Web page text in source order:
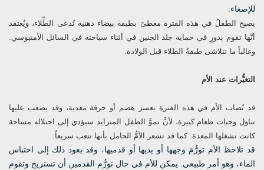
للإصغاء.
يصبح الطفلُ في هذه الفترة مغطىً بطبقة بيضاء دهنية تُدعى الطِّلاء، ويُعتقد
أنَّها تقوم بدورٍ في حماية جلد الجنين في أثناء سباحته في السائل الأمنيوسي.
وغالباً ما تتلاشى طبقةُ الطلاء قبل الولادة.
التغيُّرات عند الأم
قد تُصاب الأم في هذه الفترة بعسر هضم أو حرقة معدية، وقد يصعب عليها
تناول وجبات طعام كبيرة، لأنَّ نموَّ الطفل المتزايد سيؤدي إلى احتلاله مساحة
كانت تشغلها المعدة. كما قد تشعر الأمُّ الحامل بأنها تتعب سريعاً.
قد تلاحظ الأم تورُّمَ وجهها أو يديها أو قدميها، وقد يعود ذلك إلى احتباس
الماء، وهو أمر طبيعي. يمكن للأم في حال تورُّم القدمين أن تستريح وتقوم